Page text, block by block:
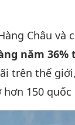
Châu và
năm 36%
trên thế
150 quốc